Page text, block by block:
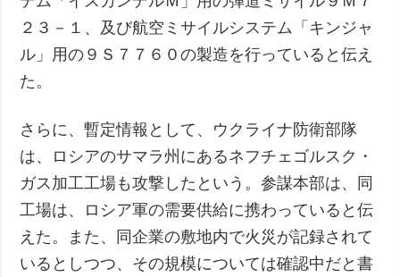
２３－１、及び航空ミサイルシステム「キンジャ
ル」用の９Ｓ７７６０の製造を行っていると伝え
た。
さらに、暫定情報として、ウクライナ防衛部隊
は、ロシアのサマラ州にあるネフチェゴルスク・
ガス加工工場も攻撃したという。参謀本部は、同
工場は、ロシア軍の需要供給に携わっていると伝
えた。また、同企業の敷地内で火災が記録されて
いるとしつつ、その規模については確認中だと書